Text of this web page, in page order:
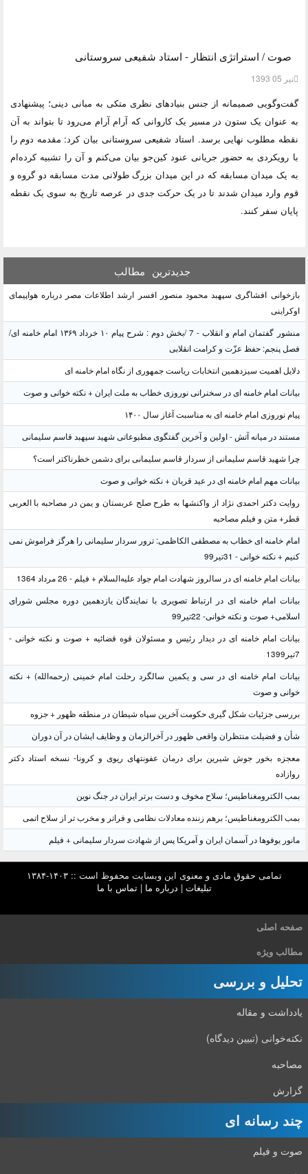
صوت / استراتژی انتظار - استاد شفیعی سروستانی
تیر 05 1393
گفت‌وگویی صمیمانه از جنس بنیادهای نظری متکی به مبانی دینی؛ پیشنهادی
به عنوان یک ستون در مسیر یک کاروانی که آرام آرام می‌رود تا بتواند به آن
نقطه مطلوب نهایی برسد. استاد شفیعی سروستانی بیان کرد: مقدمه دوم را
با رویکردی به حضور جریانی عنود کین‌جو بیان می‌کنم و آن را تشبیه کرده‌ام
به یک میدان مسابقه که در این میدان بزرگ طولانی مدت مسابقه دو گروه و
قوم وارد میدان شدند تا در یک حرکت جدی در عرصه تاریخ به سوی یک نقطه
پایان سفر کنند.
جدیدترین مطالب
بازخوانی افشاگری سپهبد محمود منصور افسر ارشد اطلاعات مصر درباره هواپیمای
اوکراینی
منشور گفتمان امام و انقلاب - 7 /بخش دوم : شرح پیام ۱۰ خرداد ۱۳۶۹ امام خامنه ای/
فصل پنجم: حفظ عزّت و کرامت انقلابی
دلایل اهمیت سیزدهمین انتخابات ریاست جمهوری از نگاه امام خامنه ای
بیانات امام خامنه ای در سخنرانی نوروزی خطاب به ملت ایران + نکته خوانی و صوت
پیام نوروزی امام خامنه ای به مناسبت آغاز سال ۱۴۰۰
مستند در میانه آتش - اولین و آخرین گفتگوی مطبوعاتی شهید سپهبد قاسم سلیمانی
چرا شهید قاسم سلیمانی از سردار قاسم سلیمانی برای دشمن خطرناکتر است؟
بیانات مهم امام خامنه ای در عید قربان + نکته خوانی و صوت
روایت دکتر احمدی نژاد از واکنشها به طرح صلح عربستان و یمن در مصاحبه با العربی
قطر+ متن و فیلم مصاحبه
امام خامنه ای خطاب به مصطفی الکاظمی: ترور سردار سلیمانی را هرگز فراموش نمی
کنیم + نکته خوانی - 31تیر99
بیانات امام خامنه ای در سالروز شهادت امام جواد علیه‌السلام + فیلم - 26 مرداد 1364
بیانات امام خامنه ای در ارتباط تصویری با نمایندگان یازدهمین دوره مجلس شورای
اسلامی+ صوت و نکته خوانی- 22تیر99
بیانات امام خامنه ای در دیدار رئیس و مسئولان قوه قضائیه + صوت و نکته خوانی -
7تیر1399
بیانات امام خامنه ای در سی و یکمین سالگرد رحلت امام خمینی (رحمه‌الله) + نکته
خوانی و صوت
بررسی جزئیات شکل گیری حکومت آخرین سپاه شیطان در منطقه ظهور + جزوه
شأن و فضیلت منتظران واقعی ظهور در آخرالزمان و وظایف ایشان در آن دوران
معجزه بخور جوش شیرین برای درمان عفونتهای ریوی و کرونا- نسخه استاد دکتر
روازاده
بمب الکترومغناطیس؛ سلاح مخوف و دست برتر ایران در جنگ نوین
بمب الکترومغناطیس؛ برهم زننده معادلات نظامی و فراتر و مخرب تر از سلاح اتمی
مانور یوفوها در آسمان ایران و آمریکا پس از شهادت سردار سلیمانی + فیلم
تمامی حقوق مادی و معنوی این وبسایت محفوظ است :: ۱۴۰۳-۱۳۸۴
تبلیغات | درباره ما |تماس با ما
صفحه اصلی
مطالب ویژه
تحلیل و بررسی
یادداشت و مقاله
نکته‌خوانی (تبیین دیدگاه)
مصاحبه
گزارش
چند رسانه ای
صوت و فیلم